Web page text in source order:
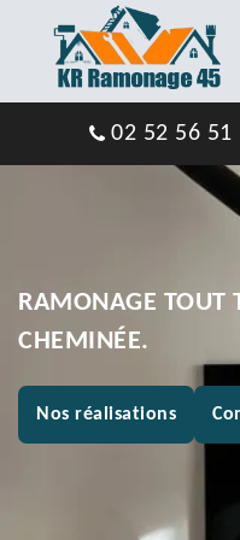
02 52 56 51
RAMONAGE TOUT
CHEMINÉE.
Nos réalisations